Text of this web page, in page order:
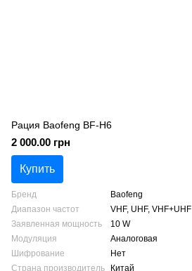
Рация Baofeng BF-H6
2 000.00 грн
Купить
Бренд
Baofeng
Диапазон частот
VHF, UHF, VHF+UHF
Заявленная мощность
10 W
Модуляция
Аналоговая
Шифрование
Нет
Страна производитель
Китай